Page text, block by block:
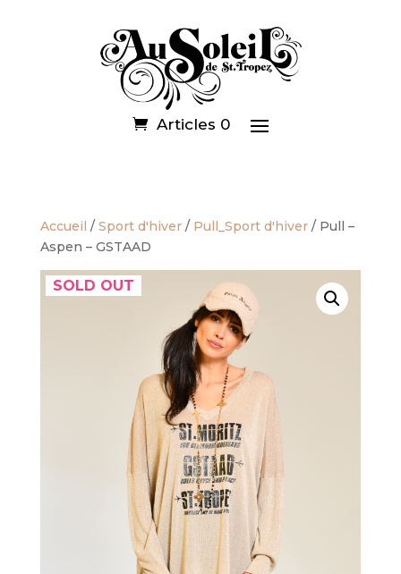
Articles 0
Accueil / Sport d'hiver/ Pull_Sport d'hiver/ Pull –
Aspen – GSTAAD
SOLD OUT